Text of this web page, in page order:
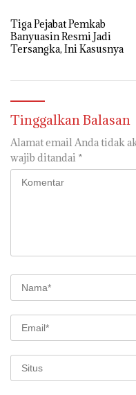
Tiga Pejabat Pemkab
Banyuasin Resmi Jadi
Tersangka, Ini Kasusnya
Tinggalkan Balasan
Alamat email Anda tidak
wajib ditandai *